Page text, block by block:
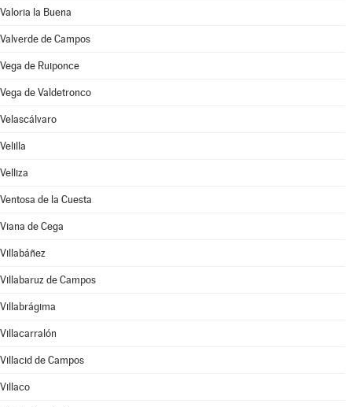
Valoria la Buena
Valverde de Campos
Vega de Ruiponce
Vega de Valdetronco
Velascálvaro
Velilla
Velliza
Ventosa de la Cuesta
Viana de Cega
Villabáñez
Villabaruz de Campos
Villabrágima
Villacarralón
Villacid de Campos
Villaco